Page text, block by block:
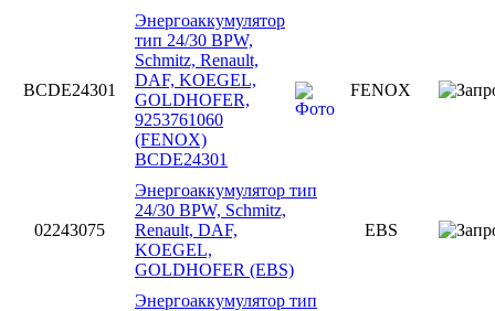
BCDE24301
Энергоаккумулятор
тип 24/30 BPW,
Schmitz, Renault,
DAF, KOEGEL,
GOLDHOFER,
9253761060
(FENOX)
BCDE24301
FENOX
02243075
Энергоаккумулятор тип
24/30 BPW, Schmitz,
Renault, DAF,
KOEGEL,
GOLDHOFER (EBS)
EBS
Энергоаккумулятор тип